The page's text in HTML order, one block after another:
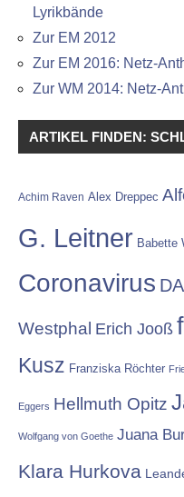
Lyrikbände
Zur EM 2012
Zur EM 2016: Netz-
Zur WM 2014: Netz-
ARTIKEL FINDEN:
Achim Raven Alex Dreppec
G. Leitner Babette
Coronavirus
Westphal Erich Jooß
Kusz Franziska Röchter
Eggers Hellmuth Opitz
Wolfgang von Goethe Juana
Klara Hurkova